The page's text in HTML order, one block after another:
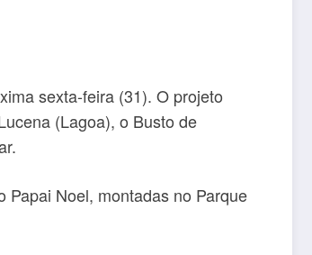
sexta-feira (31). O projeto
(Lagoa), o Busto de
Noel, montadas no Parque